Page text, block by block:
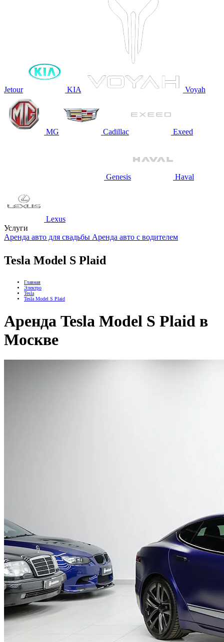
Jetour KIA Voyah
MG Cadillac Exeed
Genesis Haval
Lexus
Услуги
Аренда авто для свадьбы Аренда авто с водителем
Tesla Model S Plaid
Главная
Электро
Tesla
Tesla Model S Plaid
Аренда Tesla Model S Plaid в
Москве